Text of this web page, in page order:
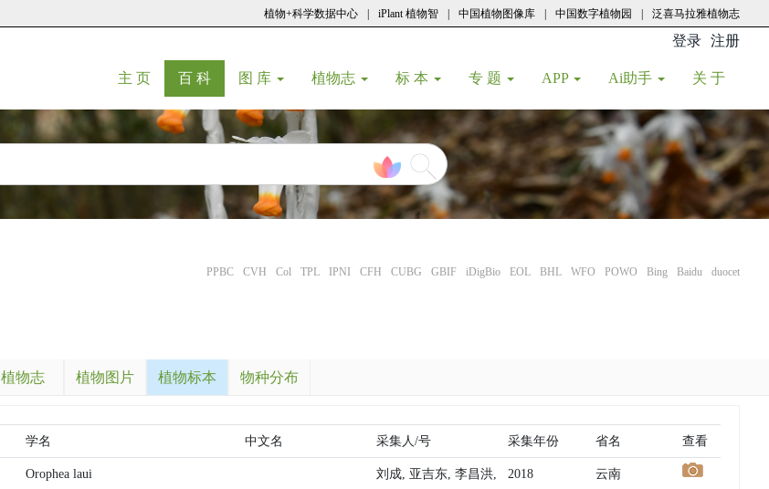
植物+科学数据中心 iPlant 植物智 中国植物图像库 中国数字植物园 泛喜马拉雅植物志
登录 注册
主 页(current)
百 科(current)
图 库 植物志 标 本 专 题 APP Ai助手 关 于
PPBC CVH Col TPL IPNI CFH CUBG GBIF iDigBio EOL BHL WFO POWO Bing Baidu duocet
植物志 植物图片 植物标本 物种分布
学名 中文名 采集人/号 采集年份 省名 查看
Orophea laui
刘成, 亚吉东, 李昌洪,
2018 云南